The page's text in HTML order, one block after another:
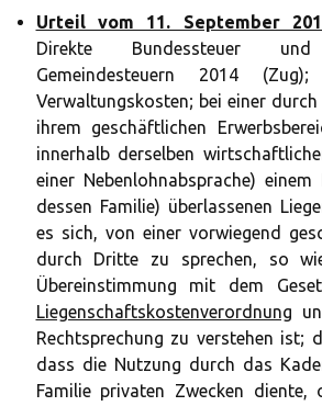
Urteil vom 11. September
Direkte Bundessteuer
Gemeindesteuern 2014
Verwaltungskosten; bei einer
ihrem geschäftlichen
innerhalb derselben
einer Nebenlohnabsprache)
dessen Familie) überlassenen
es sich, von einer vorwiegend
durch Dritte zu sprechen, so
Übereinstimmung mit dem
Liegenschaftskostenverordnung
Rechtsprechung zu verstehen ist;
dass die Nutzung durch das
Familie privaten Zwecken